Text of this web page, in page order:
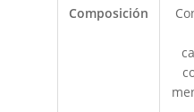
Composición